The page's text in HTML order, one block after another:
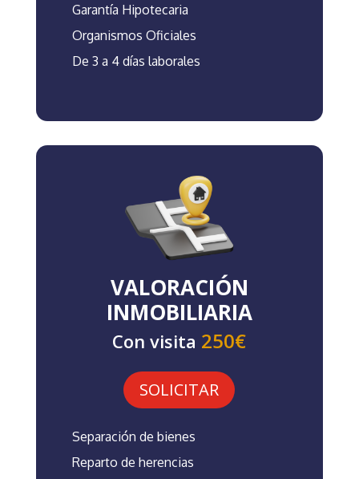
Garantía Hipotecaria
Organismos Oficiales
De 3 a 4 días laborales
VALORACIÓN
INMOBILIARIA
Con visita 250€
SOLICITAR
Separación de bienes
Reparto de herencias